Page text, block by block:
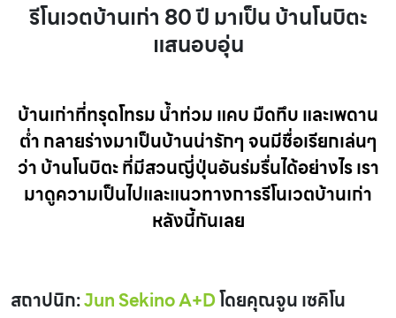
รีโนเวตบ้านเก่า 80 ปี มาเป็น บ้านโนบิตะ
แสนอบอุ่น
บ้านเก่าที่ทรุดโทรม น้ำท่วม แคบ มืดทึบ และเพดาน
ต่ำ กลายร่างมาเป็นบ้านน่ารักๆ จนมีชื่อเรียกเล่นๆ
ว่า บ้านโนบิตะ ที่มีสวนญี่ปุ่นอันร่มรื่นได้อย่างไร เรา
มาดูความเป็นไปและแนวทางการรีโนเวตบ้านเก่า
หลังนี้กันเลย
สถาปนิก:Jun Sekino A+Dโดยคุณจูน เซคิโน